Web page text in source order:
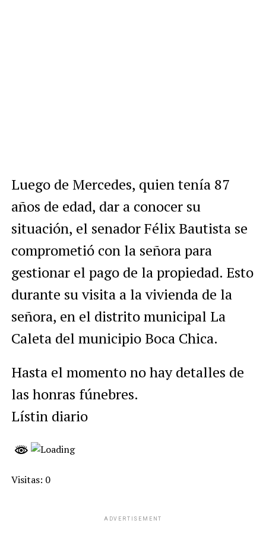
Luego de Mercedes, quien tenía 87
años de edad, dar a conocer su
situación, el senador Félix Bautista se
comprometió con la señora para
gestionar el pago de la propiedad. Esto
durante su visita a la vivienda de la
señora, en el distrito municipal La
Caleta del municipio Boca Chica.
Hasta el momento no hay detalles de
las honras fúnebres.
Lístin diario
Visitas: 0
ADVERTISEMENT